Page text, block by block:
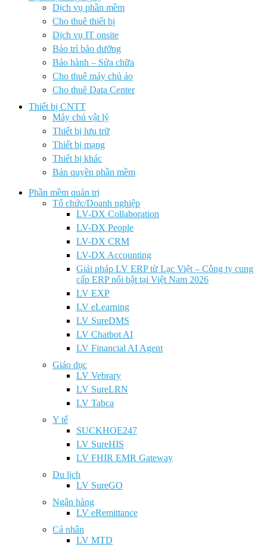
Dịch vụ phần mềm
Cho thuê thiết bị
Dịch vụ IT onsite
Bảo trì bảo dưỡng
Bảo hành – Sửa chữa
Cho thuê máy chủ ảo
Cho thuê Data Center
Thiết bị CNTT
Máy chủ vật lý
Thiết bị lưu trữ
Thiết bị mạng
Thiết bị khác
Bản quyền phần mềm
Phần mềm quản trị
Tổ chức/Doanh nghiệp
LV-DX Collaboration
LV-DX People
LV-DX CRM
LV-DX Accounting
Giải pháp LV ERP từ Lạc Việt – Công ty cung
cấp ERP nổi bật tại Việt Nam 2026
LV EXP
LV eLearning
LV SureDMS
LV Chatbot AI
LV Financial AI Agent
Giáo dục
LV Vebrary
LV SureLRN
LV Tabca
Y tế
SUCKHOE247
LV SureHIS
LV FHIR EMR Gateway
Du lịch
LV SureGO
Ngân hàng
LV eRemittance
Cá nhân
LV MTD